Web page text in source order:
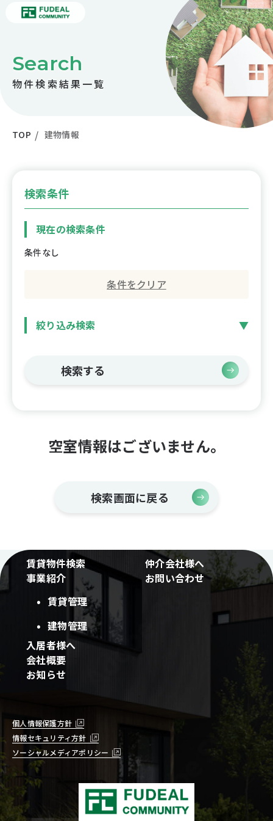
物件検索結果一覧
Search
TOP 建物情報
検索条件
現在の検索条件
条件なし
条件をクリア
絞り込み検索
検索する
空室情報はございません。
検索画面に戻る
賃貸物件検索
事業紹介
賃貸管理
建物管理
入居者様へ
会社概要
お知らせ
仲介会社様へ
お問い合わせ
個人情報保護方針
ソーシャルメディアポリシー
情報セキュリティ方針